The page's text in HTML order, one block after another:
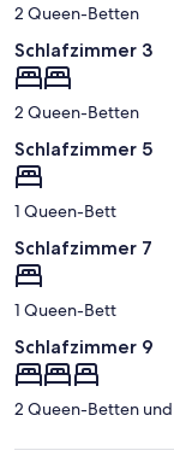
2 Queen-Betten
Schlafzimmer 3
2 Queen-Betten
Schlafzimmer 5
1 Queen-Bett
Schlafzimmer 7
1 Queen-Bett
Schlafzimmer 9
2 Queen-Betten und